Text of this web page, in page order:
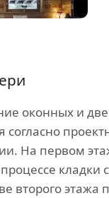
оконных и
согласно
На первом
кладки
второго этажа